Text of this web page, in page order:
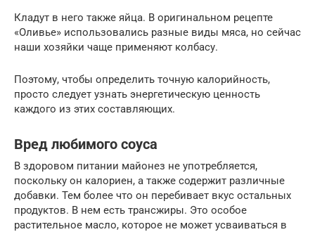
Кладут в него также яйца. В оригинальном рецепте
«Оливье» использовались разные виды мяса, но сейчас
наши хозяйки чаще применяют колбасу.
Поэтому, чтобы определить точную калорийность,
просто следует узнать энергетическую ценность
каждого из этих составляющих.
Вред любимого соуса
В здоровом питании майонез не употребляется,
поскольку он калориен, а также содержит различные
добавки. Тем более что он перебивает вкус остальных
продуктов. В нем есть трансжиры. Это особое
растительное масло, которое не может усваиваться в